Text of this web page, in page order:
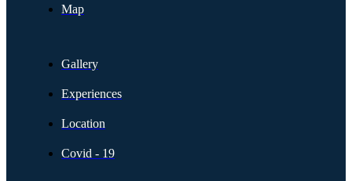
Map
Gallery
Experiences
Location
Covid - 19